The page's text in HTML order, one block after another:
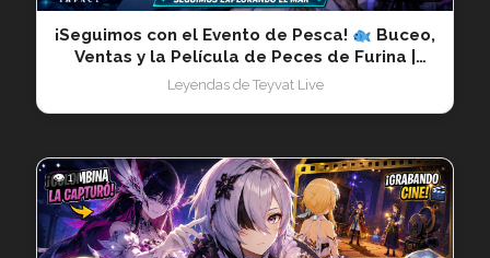
¡Seguimos con el Evento de Pesca!
Buceo,
Ventas y la Película de Peces de Furina |
GIViVo 20260711
Leyendas de Teyvat Live
👁 1